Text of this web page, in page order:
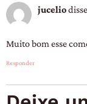
jucelio
Muito bom esse
Responder